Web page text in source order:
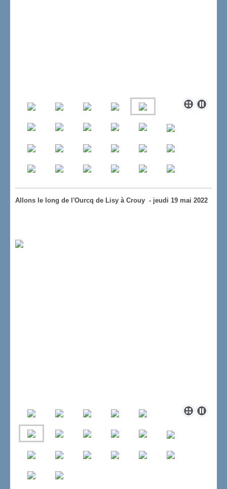
Allons le long de l'Ourcq de Lisy à Crouy - jeudi 19 mai 2022